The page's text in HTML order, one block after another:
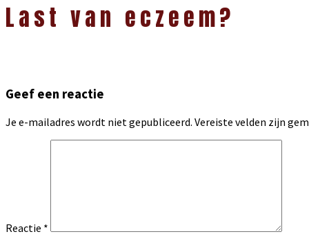
Interacties
Last van eczeem?
Geef een reactie
Je e-mailadres wordt niet gepubliceerd. Vereiste velden zijn
Reactie *